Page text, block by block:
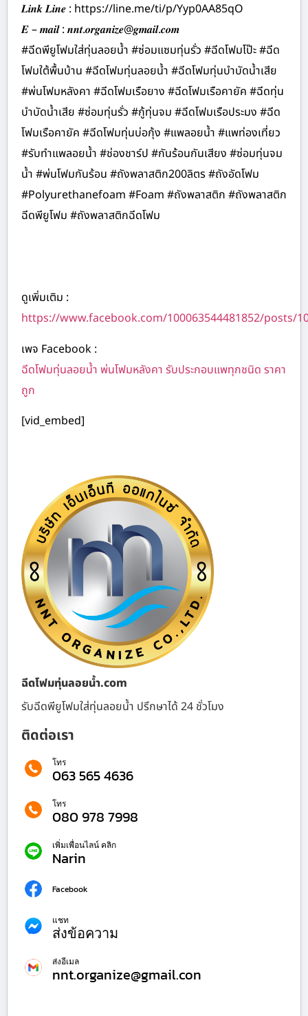
𝑳𝒊𝒏𝒌 𝑳𝒊𝒏𝒆 : https://line.me/ti/p/Yyp0AA85qO
𝑬 – 𝒎𝒂𝒊𝒍 : 𝒏𝒏𝒕.𝒐𝒓𝒈𝒂𝒏𝒊𝒛𝒆@𝒈𝒎𝒂𝒊𝒍.𝒄𝒐𝒎
#ฉีดพียูโฟมใส่ทุ่นลอยน้ำ #ซ่อมแซมทุ่นรั่ว #ฉีดโฟมโป๊ะ #ฉีด
โฟมใต้พื้นบ้าน #ฉีดโฟมทุ่นลอยน้ำ #ฉีดโฟมทุ่นบำบัดน้ำเสีย
#พ่นโฟมหลังคา #ฉีดโฟมเรือยาง #ฉีดโฟมเรือคายัค #ฉีดทุ่น
บำบัดน้ำเสีย #ซ่อมทุ่นรั่ว #กู้ทุ่นจม #ฉีดโฟมเรือประมง #ฉีด
โฟมเรือคายัค #ฉีดโฟมทุ่นบ่อกุ้ง #แพลอยน้ำ #แพท่องเที่ยว
#รับทำแพลอยน้ำ #ช่องชาร์ป #กันร้อนกันเสียง #ซ่อมทุ่นจม
น้ำ #พ่นโฟมกันร้อน #ถังพลาสติก200ลิตร #ถังอัดโฟม
#Polyurethanefoam #Foam #ถังพลาสติก #ถังพลาสติก
ฉีดพียูโฟม #ถังพลาสติกฉีดโฟม
ดูเพิ่มเติม :
https://www.facebook.com/100063544481852/posts/
เพจ Facebook :
ฉีดโฟมทุ่นลอยน้ำ พ่นโฟมหลังคา รับประกอบแพทุกชนิด ราคา
ถูก
[vid_embed]
ฉีดโฟมทุ่นลอยน้ำ.com
รับฉีดพียูโฟมใส่ทุ่นลอยน้ำ ปรึกษาได้ 24 ชั่วโมง
ติดต่อเรา
โทร
063 565 4636
โทร
080 978 7998
เพิ่มเพื่อนไลน์ คลิก
Narin
Facebook
แชท
ส่งข้อความ
ส่งอีเมล
nnt.organize@gmail.con